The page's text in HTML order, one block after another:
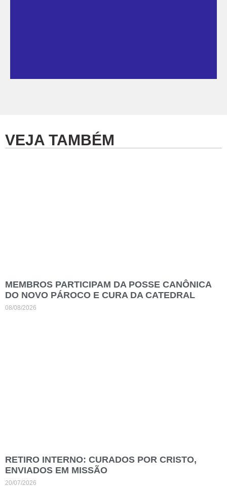
VEJA TAMBÉM
MEMBROS PARTICIPAM DA POSSE CANÔNICA
DO NOVO PÁROCO E CURA DA CATEDRAL
08/08/2026
RETIRO INTERNO: CURADOS POR CRISTO,
ENVIADOS EM MISSÃO
20/07/2026